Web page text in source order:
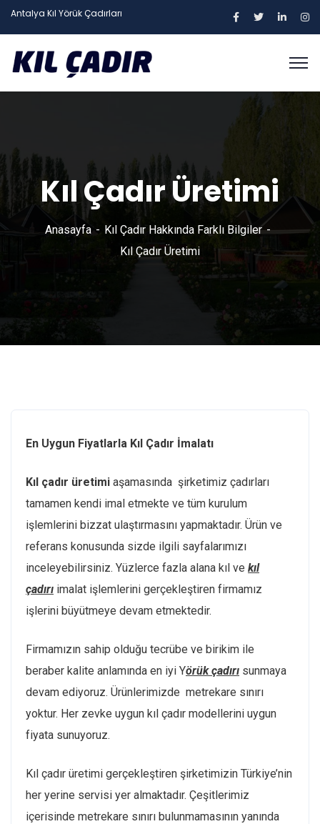
Antalya Kıl Yörük Çadırları
Kıl Çadır Üretimi
Anasayfa
Kıl Çadır Hakkında Farklı Bilgiler
Kıl Çadır Üretimi
En Uygun Fiyatlarla Kıl Çadır İmalatı
Kıl çadır üretimi aşamasında şirketimiz çadırları
tamamen kendi imal etmekte ve tüm kurulum
işlemlerini bizzat ulaştırmasını yapmaktadır. Ürün ve
referans konusunda sizde ilgili sayfalarımızı
inceleyebilirsiniz. Yüzlerce fazla alana kıl ve kıl
çadırı imalat işlemlerini gerçekleştiren firmamız
işlerini büyütmeye devam etmektedir.
Firmamızın sahip olduğu tecrübe ve birikim ile
beraber kalite anlamında en iyi Yörük çadırı sunmaya
devam ediyoruz. Ürünlerimizde metrekare sınırı
yoktur. Her zevke uygun kıl çadır modellerini uygun
fiyata sunuyoruz.
Kıl çadır üretimi gerçekleştiren şirketimizin Türkiye’nin
her yerine servisi yer almaktadır. Çeşitlerimiz
içerisinde metrekare sınırı bulunmamasının yanında